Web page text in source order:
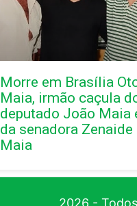
Morre em Brasília
Maia, irmão caçula
deputado João Maia
da senadora Zenaide
Maia